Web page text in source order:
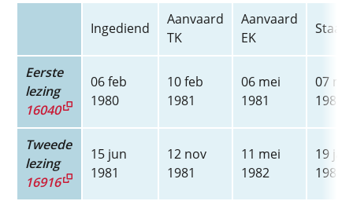
Ingediend
Aanvaard
TK
Aanvaard
EK
Eerste
lezing
16040
06 feb
1980
10 feb
1981
06 mei
1981
07
1981
Tweede
lezing
16916
15 jun
1981
12 nov
1981
11 mei
1982
19 jan
1983